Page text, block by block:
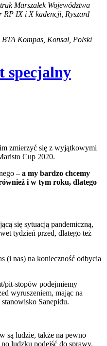
Marszałek Województwa
RP IX i X kadencji, Ryszard
Kompas, Konsal, Polski
specjalny
zmierzyć się z wyjątkowymi
Cup 2020.
– a my bardzo chcemy
i w tym roku, dlatego
się sytuacją pandemiczną,
tydzień przed, dlatego też
(i nas) na konieczność odbycia
pit-stopów podejmiemy
wyruszeniem, mając na
Sanepidu.
są ludzie, także na pewno
ludzku podejść do sprawy.